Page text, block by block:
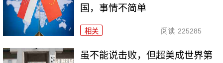
国，事情不简单
相关 阅读 225285
虽不能说击败，但超美成世界第